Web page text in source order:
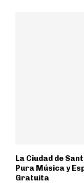
La Ciudad de
Pura Música y
Gratuita